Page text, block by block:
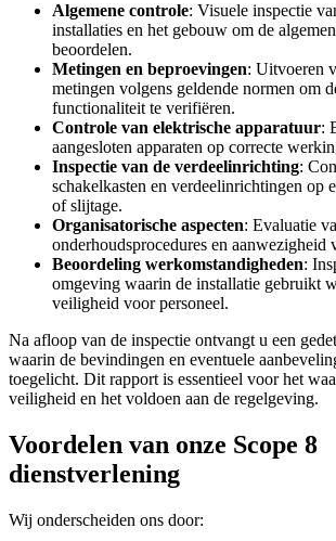
Algemene controle: Visuele inspectie
installaties en het gebouw om de
beoordelen.
Metingen en beproevingen: Uitvoeren
metingen volgens geldende normen om
functionaliteit te verifiëren.
Controle van elektrische apparatuur:
aangesloten apparaten op correcte
Inspectie van de verdeelinrichting:
schakelkasten en verdeelinrichtingen op
of slijtage.
Organisatorische aspecten: Evaluatie
onderhoudsprocedures en aanwezigheid
Beoordeling werkomstandigheden:
omgeving waarin de installatie gebruikt
veiligheid voor personeel.
Na afloop van de inspectie ontvangt u een
waarin de bevindingen en eventuele
toegelicht. Dit rapport is essentieel voor het
veiligheid en het voldoen aan de regelgeving.
Voordelen van onze Scope 8
dienstverlening
Wij onderscheiden ons door: